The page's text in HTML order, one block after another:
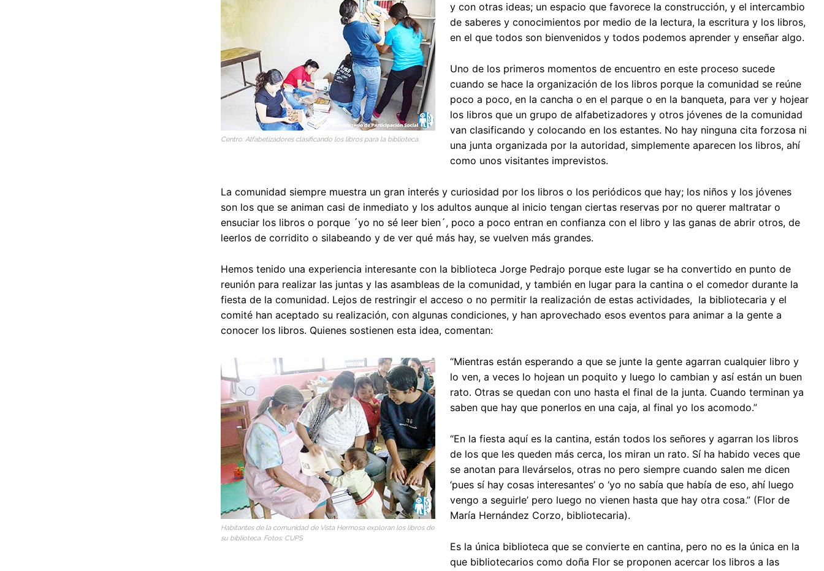
Centro: Alfabetizadores clasificando los libros para la biblioteca.
y con otras ideas; un espacio que favorece la construcción, y el intercambio
de saberes y conocimientos por medio de la lectura, la escritura y los libros,
en el que todos son bienvenidos y todos podemos aprender y enseñar algo.
Uno de los primeros momentos de encuentro en este proceso sucede
cuando se hace la organización de los libros porque la comunidad se reúne
poco a poco, en la cancha o en el parque o en la banqueta, para ver y hojear
los libros que un grupo de alfabetizadores y otros jóvenes de la comunidad
van clasificando y colocando en los estantes. No hay ninguna cita forzosa ni
una junta organizada por la autoridad, simplemente aparecen los libros, ahí
como unos visitantes imprevistos.
La comunidad siempre muestra un gran interés y curiosidad por los libros o los periódicos que hay; los niños y los jóvenes
son los que se animan casi de inmediato y los adultos aunque al inicio tengan ciertas reservas por no querer maltratar o
ensuciar los libros o porque ´yo no sé leer bien´, poco a poco entran en confianza con el libro y las ganas de abrir otros, de
leerlos de corridito o silabeando y de ver qué más hay, se vuelven más grandes.
Hemos tenido una experiencia interesante con la biblioteca Jorge Pedrajo porque este lugar se ha convertido en punto de
reunión para realizar las juntas y las asambleas de la comunidad, y también en lugar para la cantina o el comedor durante la
fiesta de la comunidad. Lejos de restringir el acceso o no permitir la realización de estas actividades, la bibliotecaria y el
comité han aceptado su realización, con algunas condiciones, y han aprovechado esos eventos para animar a la gente a
conocer los libros. Quienes sostienen esta idea, comentan:
Habitantes de la comunidad de Vista Hermosa exploran los libros de
su biblioteca. Fotos: CUPS
“Mientras están esperando a que se junte la gente agarran cualquier libro y
lo ven, a veces lo hojean un poquito y luego lo cambian y así están un buen
rato. Otras se quedan con uno hasta el final de la junta. Cuando terminan ya
saben que hay que ponerlos en una caja, al final yo los acomodo.”
“En la fiesta aquí es la cantina, están todos los señores y agarran los libros
de los que les queden más cerca, los miran un rato. Sí ha habido veces que
se anotan para llevárselos, otras no pero siempre cuando salen me dicen
‘pues sí hay cosas interesantes’ o ‘yo no sabía que había de eso, ahí luego
vengo a seguirle’ pero luego no vienen hasta que hay otra cosa.” (Flor de
María Hernández Corzo, bibliotecaria).
Es la única biblioteca que se convierte en cantina, pero no es la única en la
que bibliotecarios como doña Flor se proponen acercar los libros a las